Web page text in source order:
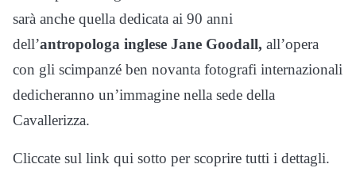
sarà anche quella dedicata ai 90 anni
dell’antropologa inglese Jane Goodall, all’opera
con gli scimpanzé ben novanta fotografi internazionali
dedicheranno un’immagine nella sede della
Cavallerizza.
Cliccate sul link qui sotto per scoprire tutti i dettagli.